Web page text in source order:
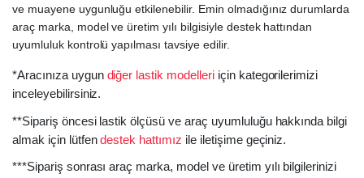
ve muayene uygunluğu etkilenebilir. Emin olmadığınız durumlarda
araç marka, model ve üretim yılı bilgisiyle destek hattından
uyumluluk kontrolü yapılması tavsiye edilir.
*Aracınıza uygun diğer lastik modelleriiçin kategorilerimizi
inceleyebilirsiniz.
**Sipariş öncesi lastik ölçüsü ve araç uyumluluğu hakkında bilgi
almak için lütfendestek hattımız ile iletişime geçiniz.
***Sipariş sonrası araç marka, model ve üretim yılı bilgilerinizi